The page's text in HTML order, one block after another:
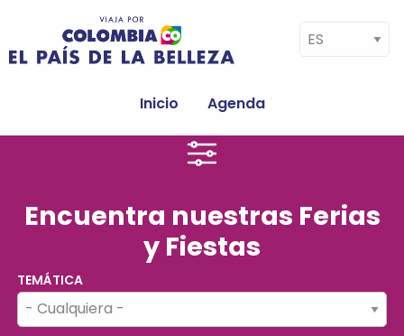
Inicio Agenda
Select your language
Encuentra nuestras Ferias
y Fiestas
TEMÁTICA